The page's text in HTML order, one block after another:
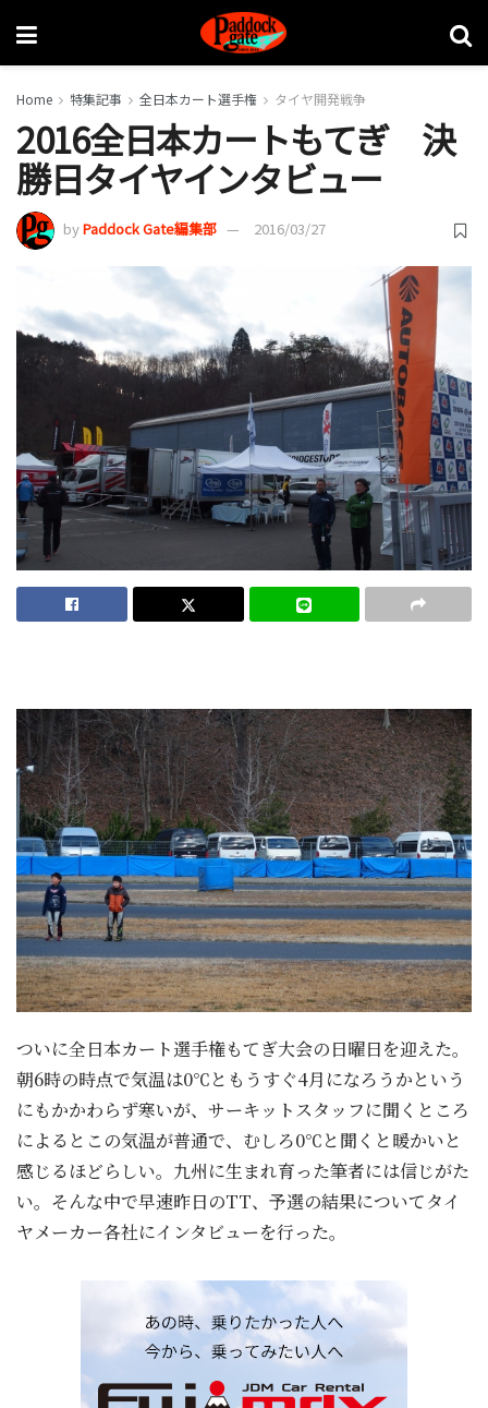
Home 特集記事 全日本カート選手権 タイヤ開発戦争
2016全日本カートもてぎ 決
勝日タイヤインタビュー
byPaddock Gate編集部 2016/03/27
ついに全日本カート選手権もてぎ大会の日曜日を迎えた。
朝6時の時点で気温は0℃ともうすぐ4月になろうかという
にもかかわらず寒いが、サーキットスタッフに聞くところ
によるとこの気温が普通で、むしろ0℃と聞くと暖かいと
感じるほどらしい。九州に生まれ育った筆者には信じがた
い。そんな中で早速昨日のTT、予選の結果についてタイ
ヤメーカー各社にインタビューを行った。